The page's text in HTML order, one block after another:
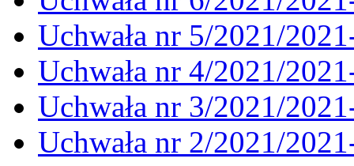
Uchwała nr 5/2021/
Uchwała nr 4/2021/
Uchwała nr 3/2021/
Uchwała nr 2/2021/